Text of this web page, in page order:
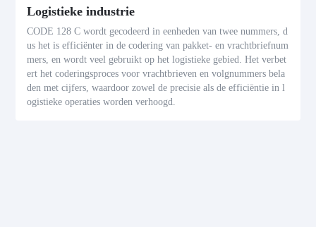
Logistieke industrie
CODE 128 C wordt gecodeerd in eenheden van twee nummers, d
us het is efficiënter in de codering van pakket- en vrachtbriefnum
mers, en wordt veel gebruikt op het logistieke gebied. Het verbet
ert het coderingsproces voor vrachtbrieven en volgnummers bela
den met cijfers, waardoor zowel de precisie als de efficiëntie in l
ogistieke operaties worden verhoogd.